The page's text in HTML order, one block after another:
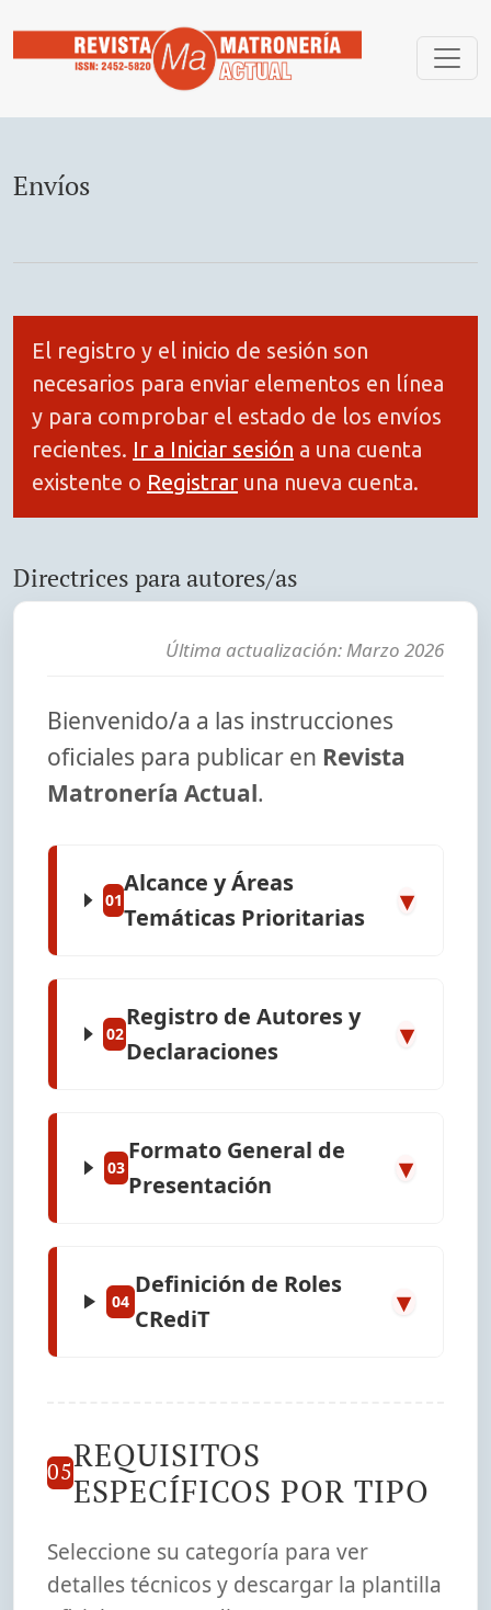
Envíos
El registro y el inicio de sesión son
necesarios para enviar elementos en línea
y para comprobar el estado de los envíos
recientes. Ir a Iniciar sesión a una cuenta
existente o Registrar una nueva cuenta.
Directrices para autores/as
Última actualización: Marzo 2026
Bienvenido/a a las instrucciones
oficiales para publicar en Revista
Matronería Actual.
01
Alcance y Áreas
Temáticas Prioritarias
▾
02
Registro de Autores y
Declaraciones
▾
03
Formato General de
Presentación
▾
04
Definición de Roles
CRediT
▾
05REQUISITOS
ESPECÍFICOS POR TIPO
Seleccione su categoría para ver
detalles técnicos y descargar la plantilla